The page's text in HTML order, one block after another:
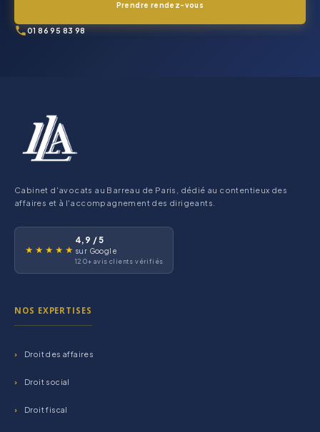
Prendre rendez-vous
01 86 95 83 98
Cabinet d'avocats au Barreau de Paris, dédié au contentieux des
affaires et à l'accompagnement des dirigeants.
★★★★★
4,9 / 5
sur Google
120+ avis clients vérifiés
NOS EXPERTISES
Droit des affaires
Droit social
Droit fiscal